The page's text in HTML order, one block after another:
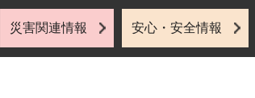
災害関連情報 安心・安全情報